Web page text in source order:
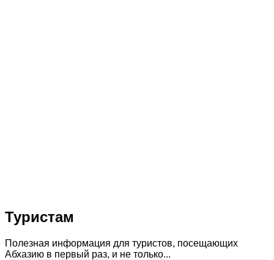
Туристам
Полезная информация для туристов, посещающих
Абхазию в первый раз, и не только...